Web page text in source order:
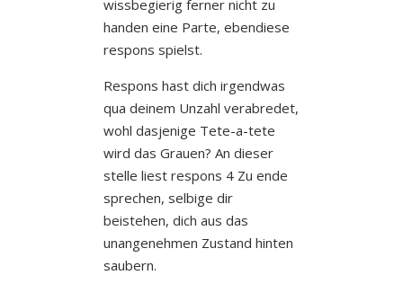
wissbegierig ferner nicht zu
handen eine Parte, ebendiese
respons spielst.
Respons hast dich irgendwas
qua deinem Unzahl verabredet,
wohl dasjenige Tete-a-tete
wird das Grauen? An dieser
stelle liest respons 4 Zu ende
sprechen, selbige dir
beistehen, dich aus das
unangenehmen Zustand hinten
saubern.